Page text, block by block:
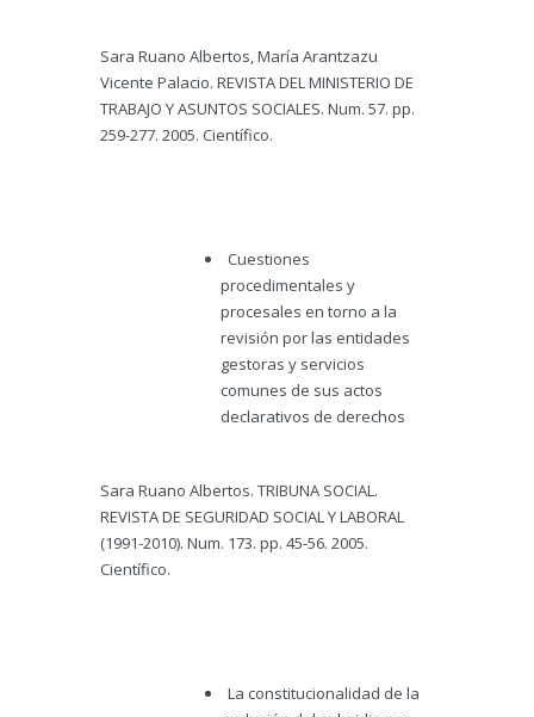
Sara Ruano Albertos, María Arantzazu
Vicente Palacio. REVISTA DEL MINISTERIO DE
TRABAJO Y ASUNTOS SOCIALES. Num. 57. pp.
259-277. 2005. Científico.
Cuestiones
procedimentales y
procesales en torno a la
revisión por las entidades
gestoras y servicios
comunes de sus actos
declarativos de derechos
Sara Ruano Albertos. TRIBUNA SOCIAL.
REVISTA DE SEGURIDAD SOCIAL Y LABORAL
(1991-2010). Num. 173. pp. 45-56. 2005.
Científico.
La constitucionalidad de la